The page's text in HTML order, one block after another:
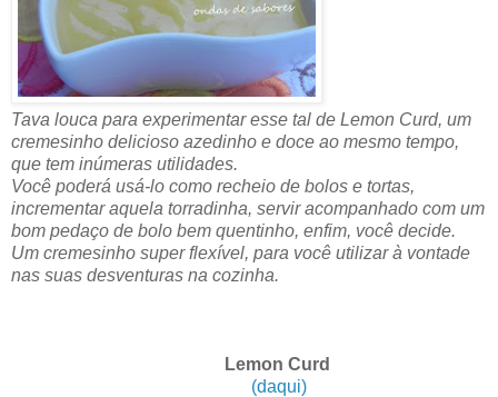
Tava louca para experimentar esse tal de Lemon Curd, um
cremesinho delicioso azedinho e doce ao mesmo tempo,
que tem inúmeras utilidades.
Você poderá usá-lo como recheio de bolos e tortas,
incrementar aquela torradinha, servir acompanhado com um
bom pedaço de bolo bem quentinho, enfim, você decide.
Um cremesinho super flexível, para você utilizar à vontade
nas suas desventuras na cozinha.
Lemon Curd
(daqui)